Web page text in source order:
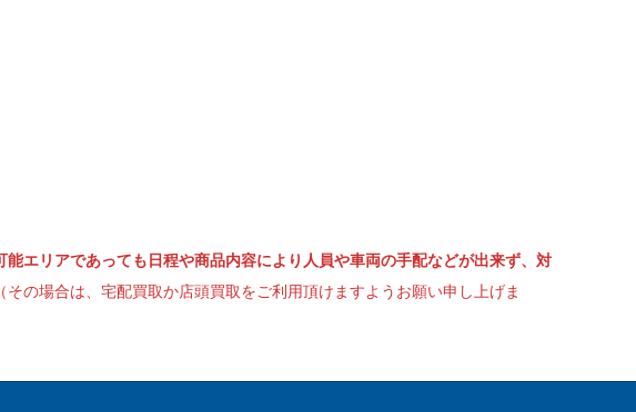
エリアであっても日程や商品内容により人員や車両の手配などが出来ず、対
（その場合は、宅配買取か店頭買取をご利用頂けますようお願い申し上げま